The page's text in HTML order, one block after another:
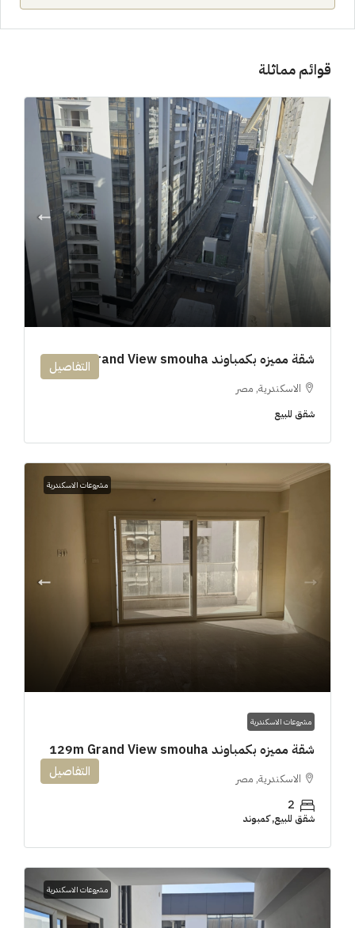
قوائم مماثلة
شقة مميزه بكمباوند 194m Grand View smouha
الاسكندرية, مصر
شقق للبيع
التفاصيل
مشروعات الاسكندرية
مشروعات الاسكندرية
شقة مميزه بكمباوند 129m Grand View smouha
الاسكندرية, مصر
2
شقق للبيع, كمبوند
التفاصيل
مشروعات الاسكندرية